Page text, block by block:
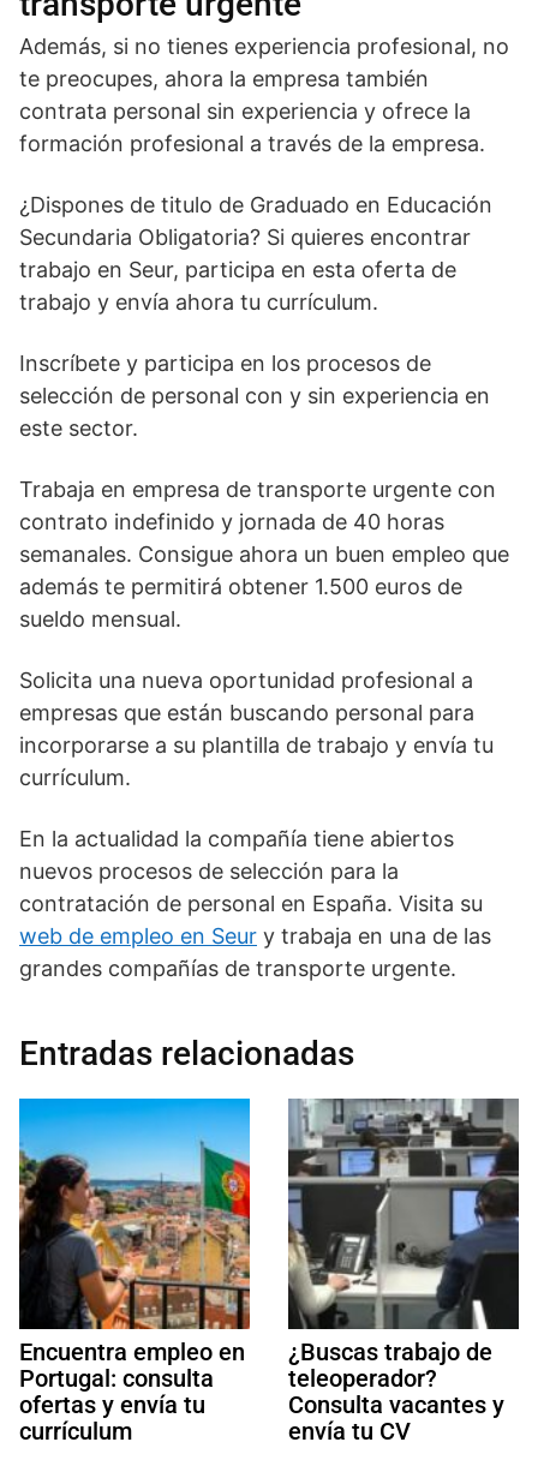
Además, si no tienes experiencia profesional, no
te preocupes, ahora la empresa también
contrata personal sin experiencia y ofrece la
formación profesional a través de la empresa.
¿Dispones de titulo de Graduado en Educación
Secundaria Obligatoria? Si quieres encontrar
trabajo en Seur, participa en esta oferta de
trabajo y envía ahora tu currículum.
Inscríbete y participa en los procesos de
selección de personal con y sin experiencia en
este sector.
Trabaja en empresa de transporte urgente con
contrato indefinido y jornada de 40 horas
semanales. Consigue ahora un buen empleo que
además te permitirá obtener 1.500 euros de
sueldo mensual.
Solicita una nueva oportunidad profesional a
empresas que están buscando personal para
incorporarse a su plantilla de trabajo y envía tu
currículum.
En la actualidad la compañía tiene abiertos
nuevos procesos de selección para la
contratación de personal en España. Visita su
web de empleo en Seur y trabaja en una de las
grandes compañías de transporte urgente.
Entradas relacionadas
Encuentra empleo en
Portugal: consulta
ofertas y envía tu
currículum
¿Buscas trabajo de
teleoperador?
Consulta vacantes y
envía tu CV